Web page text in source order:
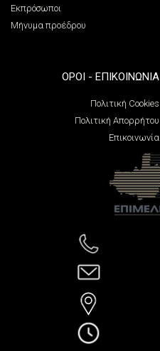
Εκπρόσωποι
Μήνυμα προέδρου
ΌΡΟΙ - ΕΠΙΚΟΙΝΩΝΊΑ
Πολιτική Cookies
Πολιτική Απορρήτου
Επικοινωνία